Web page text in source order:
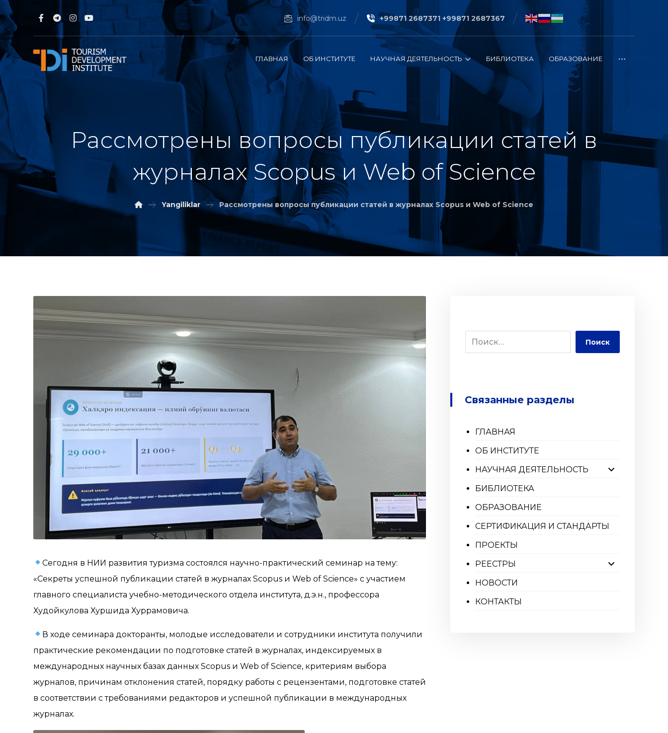
info@tridm.uz +99871 2687371 +99871 2687367
ГЛАВНАЯ ОБ ИНСТИТУТЕ НАУЧНАЯ ДЕЯТЕЛЬНОСТЬ БИБЛИОТЕКА ОБРАЗОВАНИЕ
Рассмотрены вопросы публикации статей в
журналах Scopus и Web of Science
Yangiliklar Рассмотрены вопросы публикации статей в журналах Scopus и Web of Science
Сегодня в НИИ развития туризма состоялся научно-практический семинар на тему:
«Секреты успешной публикации статей в журналах Scopus и Web of Science» с участием
главного специалиста учебно-методического отдела института, д.э.н., профессора
Худойкулова Хуршида Хуррамовича.
В ходе семинара докторанты, молодые исследователи и сотрудники института получили
практические рекомендации по подготовке статей в журналах, индексируемых в
международных научных базах данных Scopus и Web of Science, критериям выбора
журналов, причинам отклонения статей, порядку работы с рецензентами, подготовке статей
в соответствии с требованиями редакторов и успешной публикации в международных
журналах.
Поиск
Связанные разделы
ГЛАВНАЯ
ОБ ИНСТИТУТЕ
НАУЧНАЯ ДЕЯТЕЛЬНОСТЬ
БИБЛИОТЕКА
ОБРАЗОВАНИЕ
СЕРТИФИКАЦИЯ И СТАНДАРТЫ
ПРОЕКТЫ
РЕЕСТРЫ
НОВОСТИ
КОНТАКТЫ